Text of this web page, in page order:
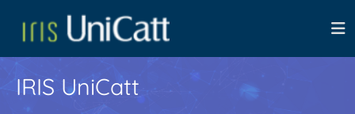
IRIS UniCatt